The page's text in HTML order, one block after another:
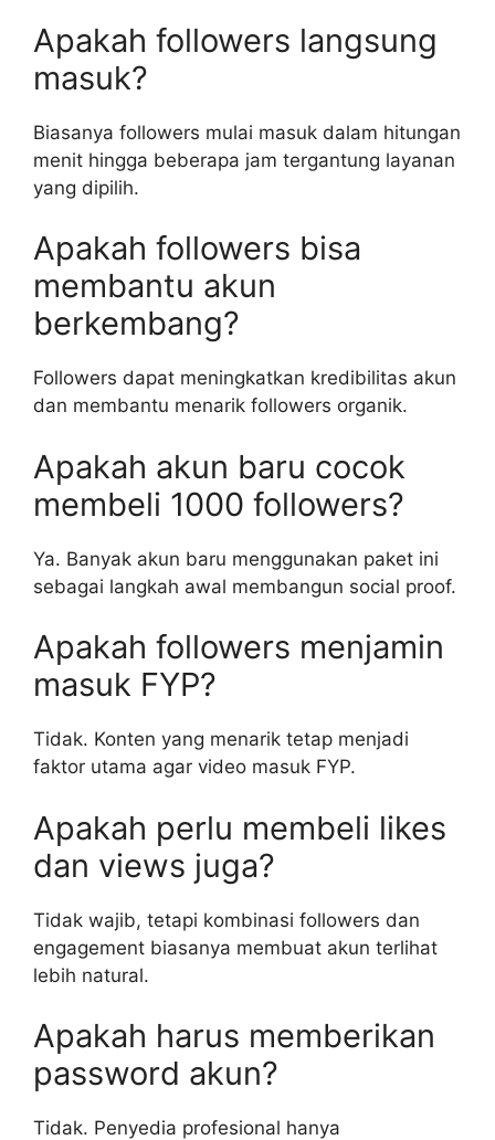
Apakah followers langsung
masuk?
Biasanya followers mulai masuk dalam hitungan
menit hingga beberapa jam tergantung layanan
yang dipilih.
Apakah followers bisa
membantu akun
berkembang?
Followers dapat meningkatkan kredibilitas akun
dan membantu menarik followers organik.
Apakah akun baru cocok
membeli 1000 followers?
Ya. Banyak akun baru menggunakan paket ini
sebagai langkah awal membangun social proof.
Apakah followers menjamin
masuk FYP?
Tidak. Konten yang menarik tetap menjadi
faktor utama agar video masuk FYP.
Apakah perlu membeli likes
dan views juga?
Tidak wajib, tetapi kombinasi followers dan
engagement biasanya membuat akun terlihat
lebih natural.
Apakah harus memberikan
password akun?
Tidak. Penyedia profesional hanya